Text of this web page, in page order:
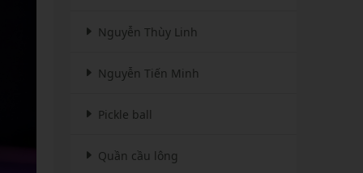
Nguyễn Thùy Linh
Nguyễn Tiến Minh
Pickle ball
Quần cầu lông